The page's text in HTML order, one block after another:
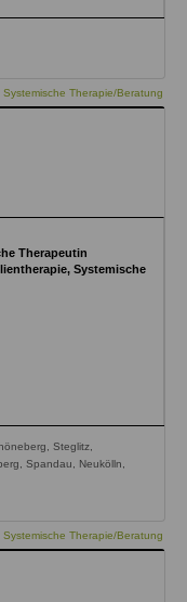
Systemische Therapie/Beratung
Therapeutin
Systemische
Steglitz,
Spandau, Neukölln,
Systemische Therapie/Beratung